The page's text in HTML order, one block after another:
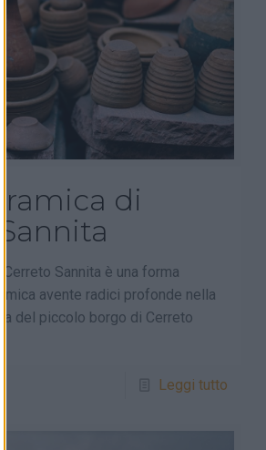
di
Cerreto Sannita è una forma
avente radici profonde nella
del piccolo borgo di Cerreto
Leggi tutto